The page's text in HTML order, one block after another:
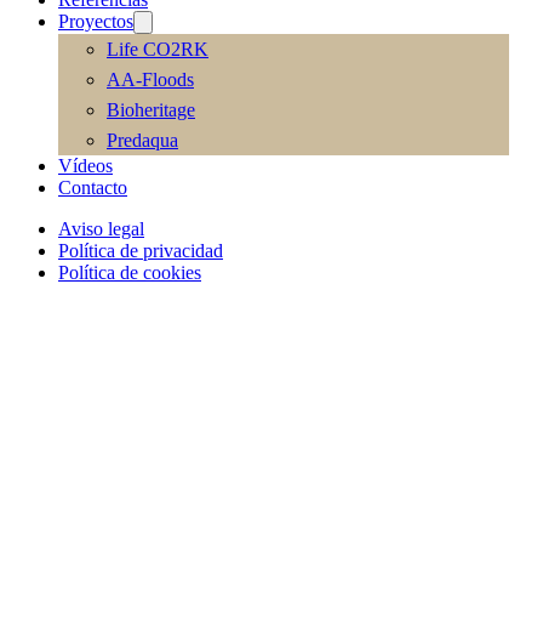
Proyectos
Life CO2RK
AA-Floods
Bioheritage
Predaqua
Vídeos
Contacto
Aviso legal
Política de privacidad
Política de cookies